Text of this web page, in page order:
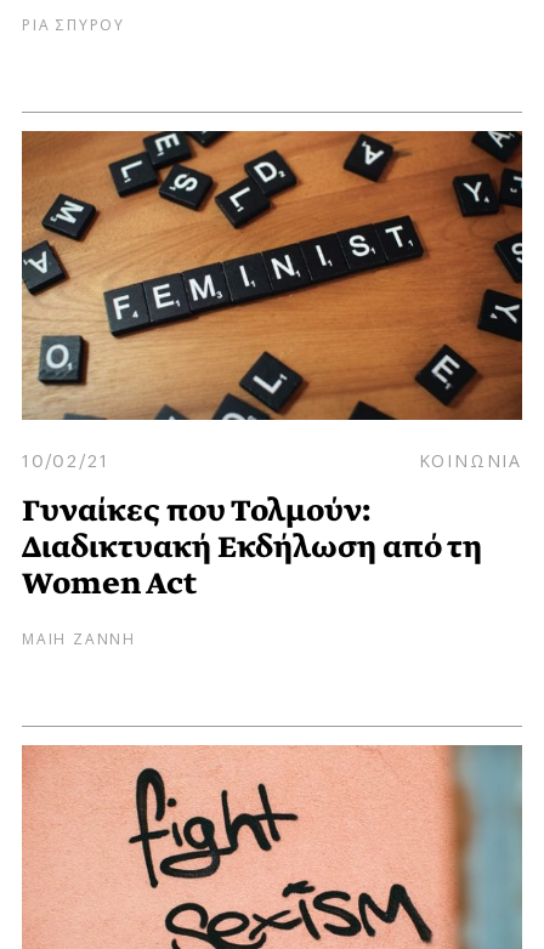
ΡΙΑ ΣΠΥΡΟΥ
10/02/21 ΚΟΙΝΩΝΙΑ
Γυναίκες που Τολμούν:
Διαδικτυακή Εκδήλωση από τη
Women Act
ΜΑΙΗ ΖΑΝΝΗ